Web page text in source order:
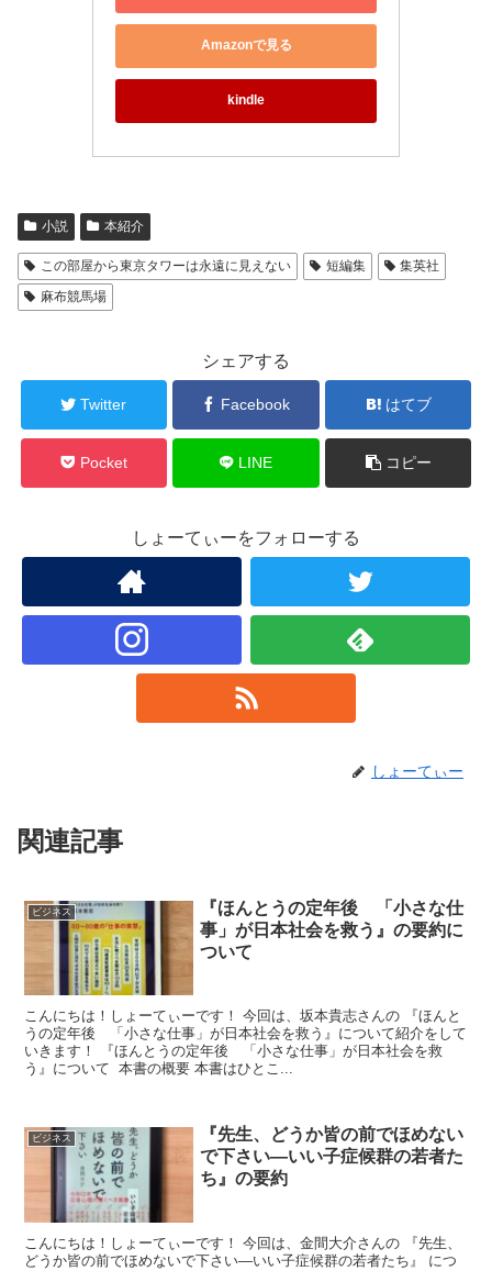
Amazonで見る
kindle
小説 本紹介
この部屋から東京タワーは永遠に見えない 短編集
集英社
麻布競馬場
シェアする
Twitter Facebook はてブ
Pocket LINE コピー
しょーてぃーをフォローする
しょーてぃー
関連記事
ビジネス
『ほんとうの定年後 「小さな仕
事」が日本社会を救う』の要約に
ついて
こんにちは！しょーてぃーです！ 今回は、坂本貴志さんの 『ほんと
うの定年後 「小さな仕事」が日本社会を救う』について紹介をして
いきます！ 『ほんとうの定年後 「小さな仕事」が日本社会を救
う』について 本書の概要 本書はひとこ...
ビジネス
『先生、どうか皆の前でほめない
で下さい―いい子症候群の若者た
ち』の要約
こんにちは！しょーてぃーです！ 今回は、金間大介さんの 『先生、
どうか皆の前でほめないで下さい―いい子症候群の若者たち』 につ